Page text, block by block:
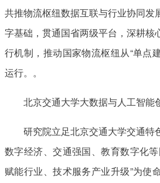
共推物流枢纽数据互联与行业协同发
字基础，贯通国省两级平台，深耕核
行机制，推动国家物流枢纽从“单点
运行。。
北京交通大学大数据与人工智能
研究院立足北京交通大学交通特
数字经济、交通强国、教育数字化
赋能行业、技术服务产业升级”为使